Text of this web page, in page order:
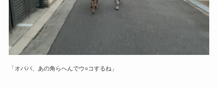
「オババ、あの角らへんでウ○コするね」